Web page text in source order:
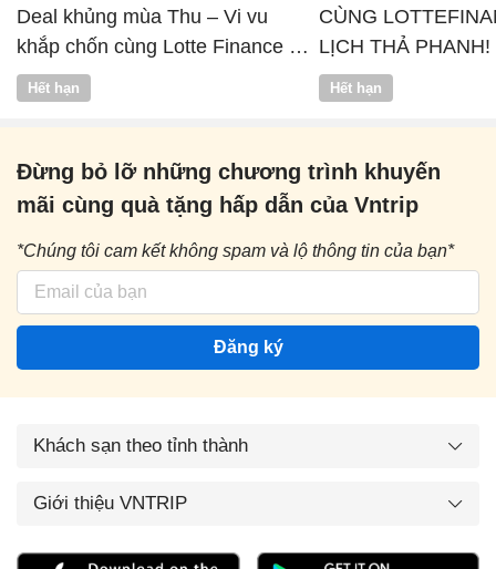
Deal khủng mùa Thu – Vi vu
khắp chốn cùng Lotte Finance x
Vntrip
Hết hạn
CÙNG
LỊCH THẢ PHANH!
Hết hạn
Đừng bỏ lỡ những chương trình khuyến
mãi cùng quà tặng hấp dẫn của Vntrip
*Chúng tôi cam kết không spam và lộ thông tin của bạn*
Đăng ký
Khách sạn theo tỉnh thành
Giới thiệu VNTRIP